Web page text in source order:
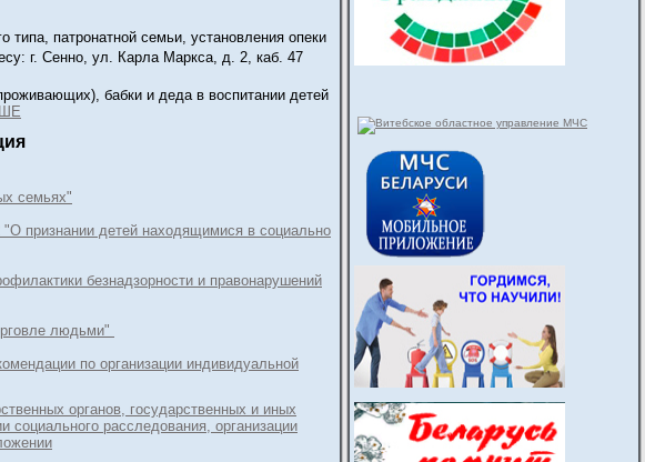
патронатной семьи, установления опеки
г. Сенно, ул. Карла Маркса, д. 2, каб. 47
бабки и деда в воспитании детей
семьях"
признании детей находящимися в социально
безнадзорности и правонарушений
людьми"
по организации индивидуальной
органов, государственных и иных
социального расследования, организации